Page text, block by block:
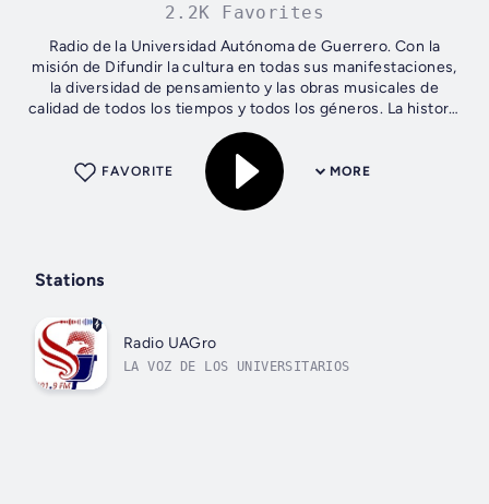
2.2K Favorites
Radio de la Universidad Autónoma de Guerrero. Con la
misión de Difundir la cultura en todas sus manifestaciones,
la diversidad de pensamiento y las obras musicales de
calidad de todos los tiempos y todos los géneros. La historia
de XEUAG registra...
MORE
FAVORITE
Stations
Radio UAGro
LA VOZ DE LOS UNIVERSITARIOS